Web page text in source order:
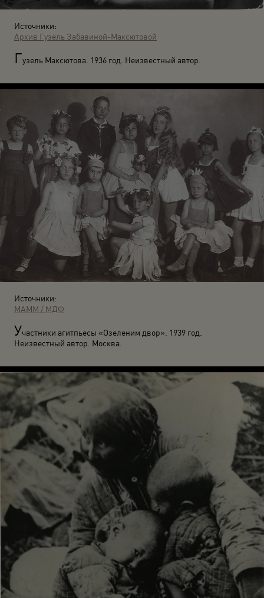
Источники:
Архив Гузель Забавиной-Максютовой
Гузель Максютова. 1936 год. Неизвестный автор.
Источники:
МАММ / МДФ
Участники агитпьесы «Озеленим двор». 1939 год.
Неизвестный автор. Москва.